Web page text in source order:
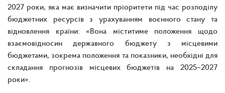
2027 роки, яка має визначити пріоритети під час розподілу
бюджетних ресурсів з урахуванням воєнного стану та
відновлення країни: «Вона міститиме положення щодо
взаємовідносин державного бюджету з місцевими
бюджетами, зокрема положення та показники, необхідні для
складання прогнозів місцевих бюджетів на 2025–2027
роки».